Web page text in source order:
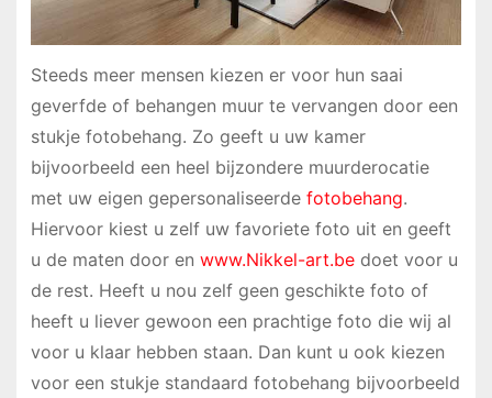
Steeds meer mensen kiezen er voor hun saai
geverfde of behangen muur te vervangen door een
stukje fotobehang. Zo geeft u uw kamer
bijvoorbeeld een heel bijzondere muurderocatie
met uw eigen gepersonaliseerde fotobehang.
Hiervoor kiest u zelf uw favoriete foto uit en geeft
u de maten door en www.Nikkel-art.bedoet voor u
de rest. Heeft u nou zelf geen geschikte foto of
heeft u liever gewoon een prachtige foto die wij al
voor u klaar hebben staan. Dan kunt u ook kiezen
voor een stukje standaard fotobehang bijvoorbeeld